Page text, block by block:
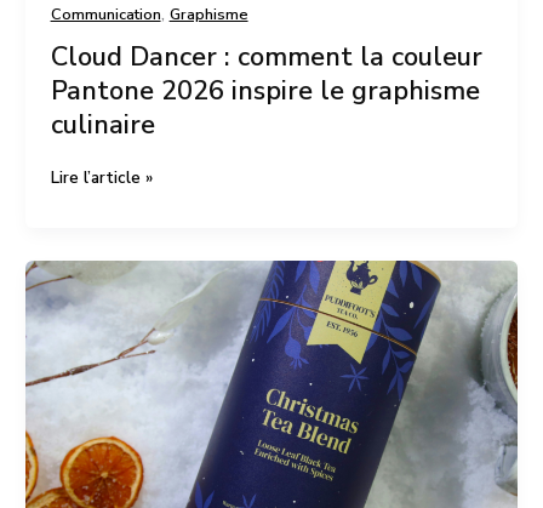
Communication, Graphisme
Cloud Dancer : comment la couleur
Pantone 2026 inspire le graphisme
culinaire
Lire l’article »
Packaging
culinaire
de
comment
produits
pour
Noël